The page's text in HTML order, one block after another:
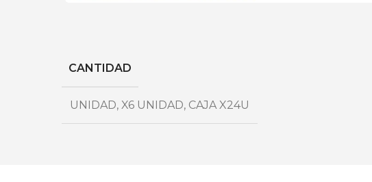
CANTIDAD
UNIDAD, X6 UNIDAD, CAJA X24U